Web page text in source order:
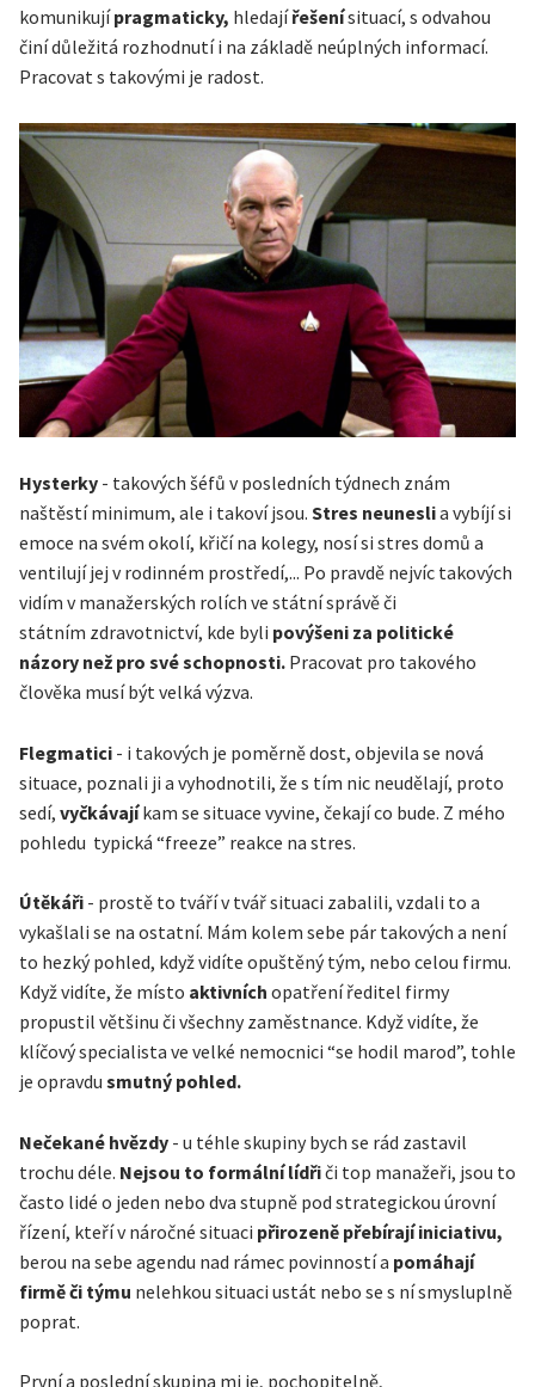
komunikujípragmaticky, hledajířešenísituací, s odvahou
činí důležitá rozhodnutí i na základě neúplných informací.
Pracovat s takovými je radost.
Hysterky - takových šéfů v posledních týdnech znám
naštěstí minimum, ale i takoví jsou. Stres neuneslia vybíjí si
emoce na svém okolí, křičí na kolegy, nosí si stres domů a
ventilují jej v rodinném prostředí,... Po pravdě nejvíc takových
vidím v manažerských rolích ve státní správě či
státním zdravotnictví, kde byli povýšeni za politické
názory než pro své schopnosti. Pracovat pro takového
člověka musí být velká výzva.
Flegmatici - i takových je poměrně dost, objevila se nová
situace, poznali ji a vyhodnotili, že s tím nic neudělají, proto
sedí, vyčkávajíkam se situace vyvine, čekají co bude. Z mého
pohledu typická “freeze” reakce na stres.
Útěkáři - prostě to tváří v tvář situaci zabalili, vzdali to a
vykašlali se na ostatní. Mám kolem sebe pár takových a není
to hezký pohled, když vidíte opuštěný tým, nebo celou firmu.
Když vidíte, že místo aktivních opatření ředitel firmy
propustil většinu či všechny zaměstnance. Když vidíte, že
klíčový specialista ve velké nemocnici “se hodil marod”, tohle
je opravdu smutný pohled.
Nečekané hvězdy - u téhle skupiny bych se rád zastavil
trochu déle. Nejsou to formální lídřiči top manažeři, jsou to
často lidé o jeden nebo dva stupně pod strategickou úrovní
řízení, kteří v náročné situaci přirozeně přebírají iniciativu,
berou na sebe agendu nad rámec povinností a pomáhají
firmě či týmu nelehkou situaci ustát nebo se s ní smysluplně
poprat.
První a poslední skupina mi je, pochopitelně,